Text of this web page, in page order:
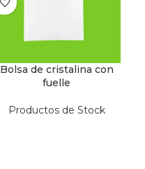
Bolsa de cristalina con
fuelle
Productos de Stock